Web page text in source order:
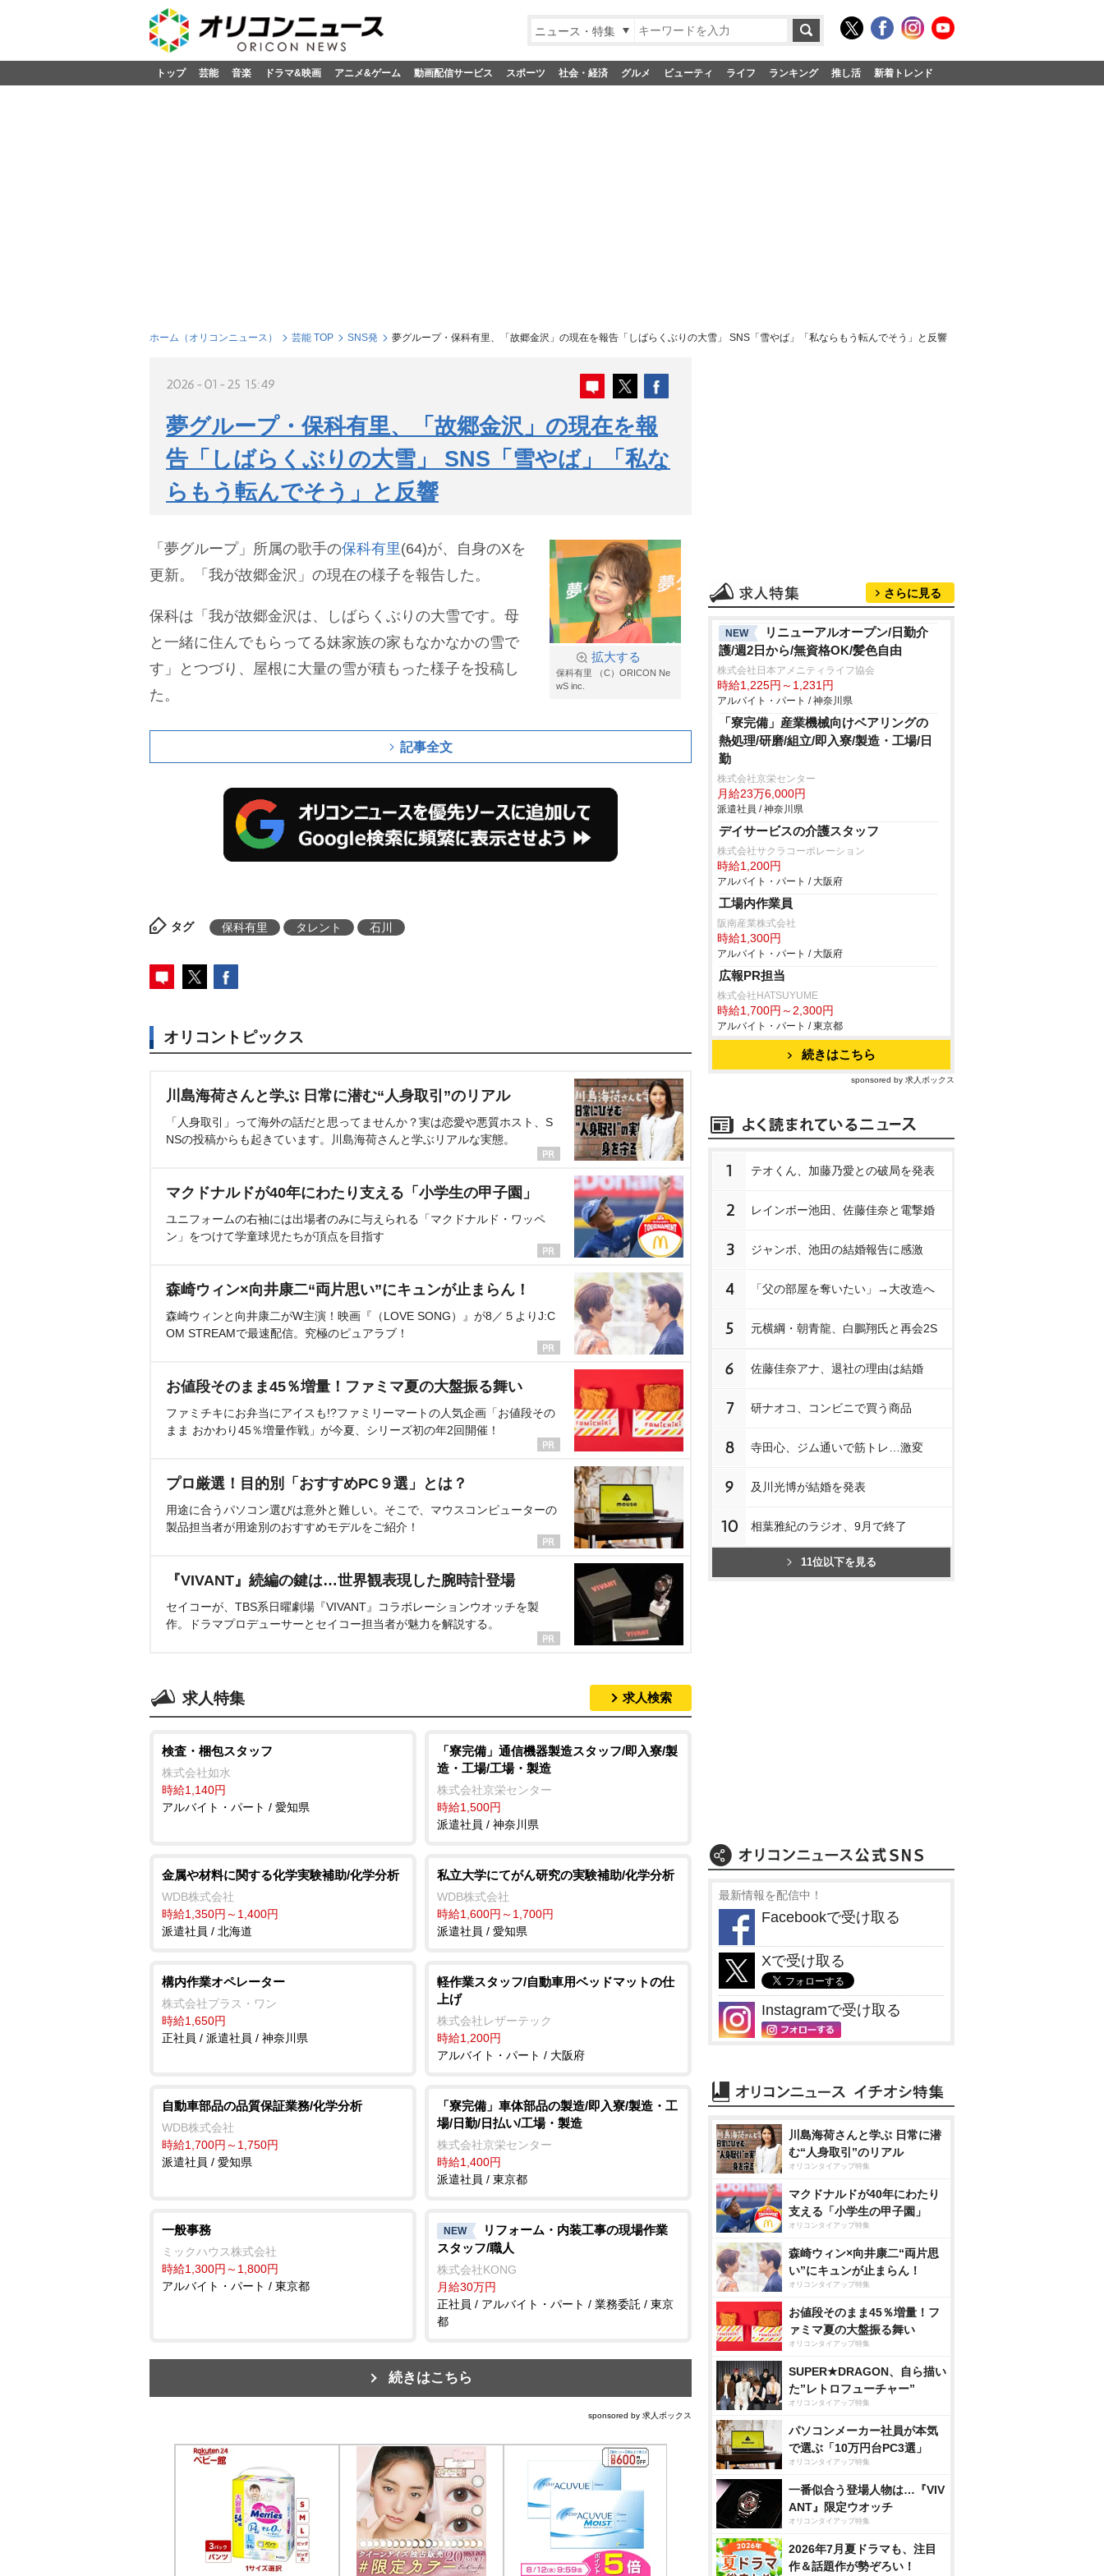
ニュース・特集
トップ 芸能 音楽 ドラマ&映画 アニメ&ゲーム 動画配信サービス スポーツ 社会・経済 グルメ ビューティ ライフ ランキング 推し活 新着トレンド
ホーム（オリコンニュース） 芸能 TOP SNS発 夢グループ・保科有里、「故郷金沢」の現在を報告「しばらくぶりの大雪」 SNS「雪やば」「私ならもう転んでそう」と反響
2026-01-25 15:49
夢グループ・保科有里、「故郷金沢」の現在を報
告「しばらくぶりの大雪」 SNS「雪やば」「私な
らもう転んでそう」と反響
拡大する
保科有里 （C）ORICON Ne
wS inc.
「夢グループ」所属の歌手の保科有里(64)が、自身のXを
更新。「我が故郷金沢」の現在の様子を報告した。
保科は「我が故郷金沢は、しばらくぶりの大雪です。母
と一緒に住んでもらってる妹家族の家もなかなかの雪で
す」とつづり、屋根に大量の雪が積もった様子を投稿し
た。
記事全文
タグ 保科有里 タレント 石川
オリコントピックス
川島海荷さんと学ぶ 日常に潜む“人身取引”のリアル
「人身取引」って海外の話だと思ってませんか？実は恋愛や悪質ホスト、S
NSの投稿からも起きています。川島海荷さんと学ぶリアルな実態。
マクドナルドが40年にわたり支える「小学生の甲子園」
ユニフォームの右袖には出場者のみに与えられる「マクドナルド・ワッペ
ン」をつけて学童球児たちが頂点を目指す
森崎ウィン×向井康二“両片思い”にキュンが止まらん！
森崎ウィンと向井康二がW主演！映画『（LOVE SONG）』が8／５よりJ:C
OM STREAMで最速配信。究極のピュアラブ！
お値段そのまま45％増量！ファミマ夏の大盤振る舞い
ファミチキにお弁当にアイスも!?ファミリーマートの人気企画「お値段その
まま おかわり45％増量作戦」が今夏、シリーズ初の年2回開催！
プロ厳選！目的別「おすすめPC９選」とは？
用途に合うパソコン選びは意外と難しい。そこで、マウスコンピューターの
製品担当者が用途別のおすすめモデルをご紹介！
『VIVANT』続編の鍵は…世界観表現した腕時計登場
セイコーが、TBS系日曜劇場『VIVANT』コラボレーションウオッチを製
作。ドラマプロデューサーとセイコー担当者が魅力を解説する。
求人特集 求人検索
検査・梱包スタッフ
株式会社如水
時給1,140円
アルバイト・パート / 愛知県
「寮完備」通信機器製造スタッフ/即入寮/製
造・工場/工場・製造
株式会社京栄センター
時給1,500円
派遣社員 / 神奈川県
金属や材料に関する化学実験補助/化学分析
WDB株式会社
時給1,350円～1,400円
派遣社員 / 北海道
私立大学にてがん研究の実験補助/化学分析
WDB株式会社
時給1,600円～1,700円
派遣社員 / 愛知県
構内作業オペレーター
株式会社プラス・ワン
時給1,650円
正社員 / 派遣社員 / 神奈川県
軽作業スタッフ/自動車用ベッドマットの仕
上げ
株式会社レザーテック
時給1,200円
アルバイト・パート / 大阪府
自動車部品の品質保証業務/化学分析
WDB株式会社
時給1,700円～1,750円
派遣社員 / 愛知県
「寮完備」車体部品の製造/即入寮/製造・工
場/日勤/日払い/工場・製造
株式会社京栄センター
時給1,400円
派遣社員 / 東京都
一般事務
ミックハウス株式会社
時給1,300円～1,800円
アルバイト・パート / 東京都
NEW
リフォーム・内装工事の現場作業
スタッフ/職人
株式会社KONG
月給30万円
正社員 / アルバイト・パート / 業務委託 / 東京
都
続きはこちら
sponsored by 求人ボックス
さらに見る
NEW
リニューアルオープン/日勤介
護/週2日から/無資格OK/髪色自由
株式会社日本アメニティライフ協会
時給1,225円～1,231円
アルバイト・パート / 神奈川県
「寮完備」産業機械向けベアリングの
熱処理/研磨/組立/即入寮/製造・工場/日
勤
株式会社京栄センター
月給23万6,000円
派遣社員 / 神奈川県
デイサービスの介護スタッフ
株式会社サクラコーポレーション
時給1,200円
アルバイト・パート / 大阪府
工場内作業員
阪南産業株式会社
時給1,300円
アルバイト・パート / 大阪府
広報PR担当
株式会社HATSUYUME
時給1,700円～2,300円
アルバイト・パート / 東京都
続きはこちら
sponsored by 求人ボックス
1 テオくん、加藤乃愛との破局を発表
2 レインボー池田、佐藤佳奈と電撃婚
3 ジャンボ、池田の結婚報告に感激
4 「父の部屋を奪いたい」→大改造へ
5 元横綱・朝青龍、白鵬翔氏と再会2S
6 佐藤佳奈アナ、退社の理由は結婚
7 研ナオコ、コンビニで買う商品
8 寺田心、ジム通いで筋トレ…激変
9 及川光博が結婚を発表
10 相葉雅紀のラジオ、9月で終了
11位以下を見る
最新情報を配信中！
Facebookで受け取る
Xで受け取る
Instagramで受け取る
川島海荷さんと学ぶ 日常に潜
む“人身取引”のリアル
オリコンタイアップ特集
マクドナルドが40年にわたり
支える「小学生の甲子園」
オリコンタイアップ特集
森崎ウィン×向井康二“両片思
い”にキュンが止まらん！
オリコンタイアップ特集
お値段そのまま45％増量！フ
ァミマ夏の大盤振る舞い
オリコンタイアップ特集
SUPER★DRAGON、自ら描い
た”レトロフューチャー”
オリコンタイアップ特集
パソコンメーカー社員が本気
で選ぶ「10万円台PC3選」
オリコンタイアップ特集
一番似合う登場人物は…『VIV
ANT』限定ウオッチ
オリコンタイアップ特集
2026年7月夏ドラマも、注目
作＆話題作が勢ぞろい！